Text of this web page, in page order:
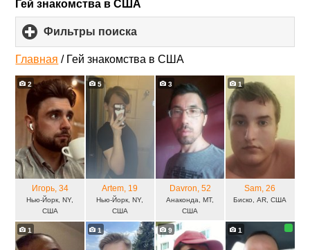
Гей знакомства в США
Фильтры поиска
to
expand
contents
Главная / Гей знакомства в США
2
Игорь, 34
Нью-Йорк, NY,
США
5
Artem, 19
Нью-Йорк, NY,
США
3
Davron, 52
Анаконда, MT,
США
1
Sam, 26
Биско, AR, США
1 1 9 1